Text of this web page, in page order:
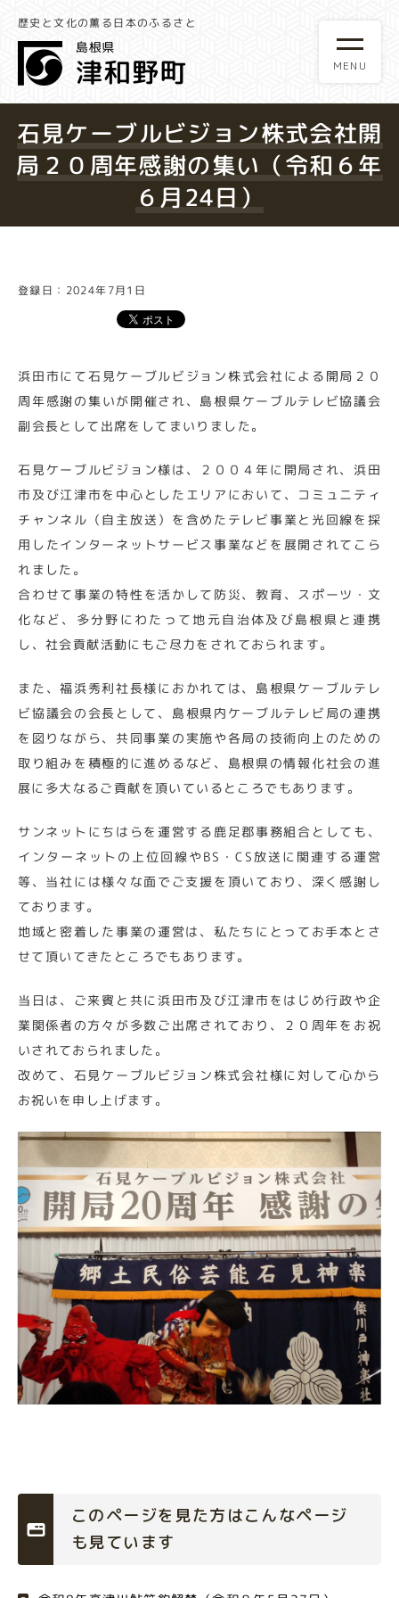
歴史と文化の薫る日本のふるさと
石見ケーブルビジョン株式会社開
局２０周年感謝の集い（令和６年
６月24日）
登録日：2024年7月1日
浜田市にて石見ケーブルビジョン株式会社による開局２０
周年感謝の集いが開催され、島根県ケーブルテレビ協議会
副会長として出席をしてまいりました。
石見ケーブルビジョン様は、２００４年に開局され、浜田
市及び江津市を中心としたエリアにおいて、コミュニティ
チャンネル（自主放送）を含めたテレビ事業と光回線を採
用したインターネットサービス事業などを展開されてこら
れました。
合わせて事業の特性を活かして防災、教育、スポーツ・文
化など、多分野にわたって地元自治体及び島根県と連携
し、社会貢献活動にもご尽力をされておられます。
また、福浜秀利社長様におかれては、島根県ケーブルテレ
ビ協議会の会長として、島根県内ケーブルテレビ局の連携
を図りながら、共同事業の実施や各局の技術向上のための
取り組みを積極的に進めるなど、島根県の情報化社会の進
展に多大なるご貢献を頂いているところでもあります。
サンネットにちはらを運営する鹿足郡事務組合としても、
インターネットの上位回線やBS・CS放送に関連する運営
等、当社には様々な面でご支援を頂いており、深く感謝し
ております。
地域と密着した事業の運営は、私たちにとってお手本とさ
せて頂いてきたところでもあります。
当日は、ご来賓と共に浜田市及び江津市をはじめ行政や企
業関係者の方々が多数ご出席されており、２０周年をお祝
いされておられました。
改めて、石見ケーブルビジョン株式会社様に対して心から
お祝いを申し上げます。
このページを見た方はこんなページ
も見ています